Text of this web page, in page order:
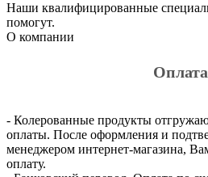
Наши квалифицированные
помогут.
О компании
Оплата
- Колерованные продукты
оплаты. После оформления и
менеджером интернет-магазина,
оплату.